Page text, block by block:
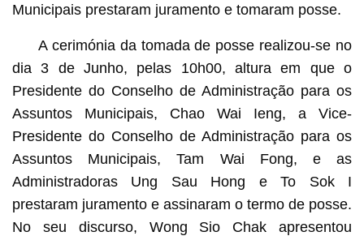
Municipais prestaram juramento e tomaram posse.
A cerimónia da tomada de posse realizou-se no
dia 3 de Junho, pelas 10h00, altura em que o
Presidente do Conselho de Administração para os
Assuntos Municipais, Chao Wai Ieng, a Vice-
Presidente do Conselho de Administração para os
Assuntos Municipais, Tam Wai Fong, e as
Administradoras Ung Sau Hong e To Sok I
prestaram juramento e assinaram o termo de posse.
No seu discurso, Wong Sio Chak apresentou